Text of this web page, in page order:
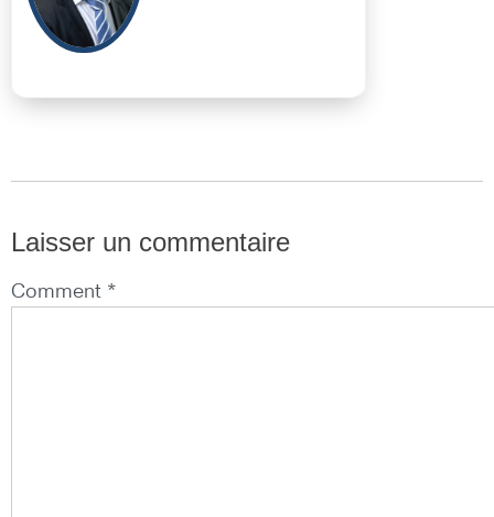
Laisser un commentaire
Comment *